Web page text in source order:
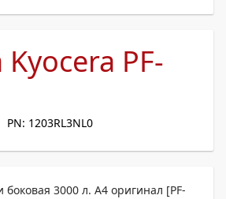
Kyocera PF-
PN: 1203RL3NL0
боковая 3000 л. А4 оригинал [PF-